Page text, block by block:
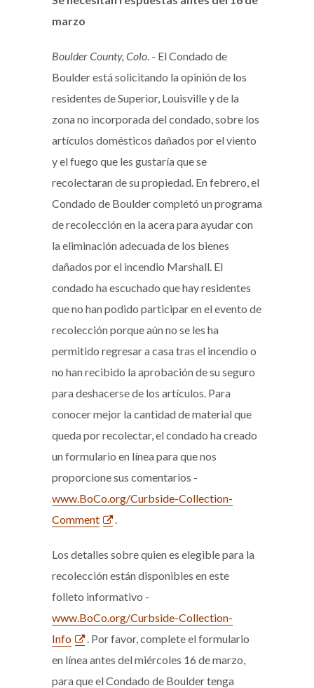
marzo
Boulder County, Colo. - El Condado de
Boulder está solicitando la opinión de los
residentes de Superior, Louisville y de la
zona no incorporada del condado, sobre los
artículos domésticos dañados por el viento
y el fuego que les gustaría que se
recolectaran de su propiedad. En febrero, el
Condado de Boulder completó un programa
de recolección en la acera para ayudar con
la eliminación adecuada de los bienes
dañados por el incendio Marshall. El
condado ha escuchado que hay residentes
que no han podido participar en el evento de
recolección porque aún no se les ha
permitido regresar a casa tras el incendio o
no han recibido la aprobación de su seguro
para deshacerse de los artículos. Para
conocer mejor la cantidad de material que
queda por recolectar, el condado ha creado
un formulario en línea para que nos
proporcione sus comentarios -
www.BoCo.org/Curbside-Collection-
Comment
.
Los detalles sobre quien es elegible para la
recolección están disponibles en este
folleto informativo -
www.BoCo.org/Curbside-Collection-
Info
. Por favor, complete el formulario
en línea antes del miércoles 16 de marzo,
para que el Condado de Boulder tenga